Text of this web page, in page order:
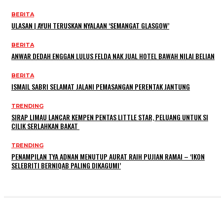
BERITA
ULASAN | AYUH TERUSKAN NYALAAN ‘SEMANGAT GLASGOW’
BERITA
ANWAR DEDAH ENGGAN LULUS FELDA NAK JUAL HOTEL BAWAH NILAI BELIAN
BERITA
ISMAIL SABRI SELAMAT JALANI PEMASANGAN PERENTAK JANTUNG
TRENDING
SIRAP LIMAU LANCAR KEMPEN PENTAS LITTLE STAR, PELUANG UNTUK SI
CILIK SERLAHKAN BAKAT
TRENDING
PENAMPILAN TYA ADNAN MENUTUP AURAT RAIH PUJIAN RAMAI – ‘IKON
SELEBRITI BERNIQAB PALING DIKAGUMI’